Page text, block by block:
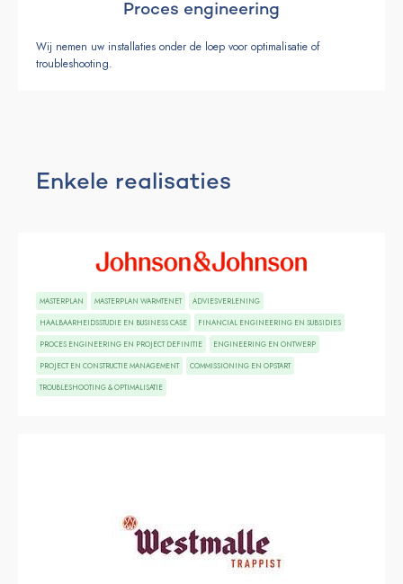
Proces engineering
Wij nemen uw installaties onder de loep voor optimalisatie of
troubleshooting.
Enkele realisaties
MASTERPLAN MASTERPLAN WARMTENET
ADVIESVERLENING
HAALBAARHEIDSSTUDIE EN BUSINESS CASE
FINANCIAL ENGINEERING EN SUBSIDIES
PROCES ENGINEERING EN PROJECT DEFINITIE
ENGINEERING EN ONTWERP
PROJECT EN CONSTRUCTIE MANAGEMENT
COMMISSIONING EN OPSTART
TROUBLESHOOTING & OPTIMALISATIE